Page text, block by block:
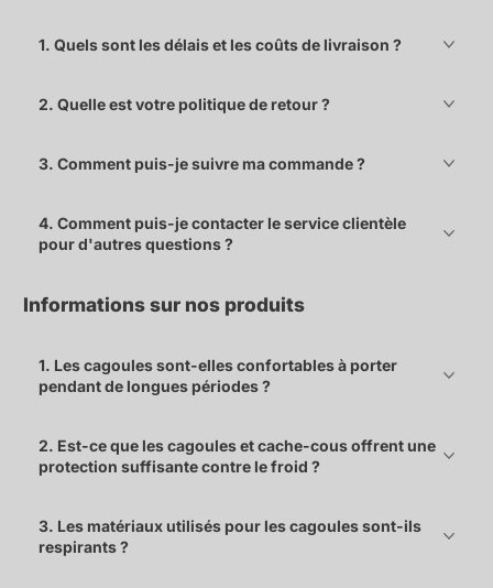
1. Quels sont les délais et les coûts de livraison ?
2. Quelle est votre politique de retour ?
3. Comment puis-je suivre ma commande ?
4. Comment puis-je contacter le service clientèle
pour d'autres questions ?
Informations sur nos produits
1. Les cagoules sont-elles confortables à porter
pendant de longues périodes ?
2. Est-ce que les cagoules et cache-cous offrent une
protection suffisante contre le froid ?
3. Les matériaux utilisés pour les cagoules sont-ils
respirants ?